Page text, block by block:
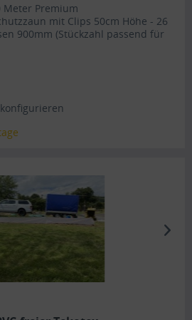
Premium
mit Clips 50cm Höhe - 26
900mm (Stückzahl passend für
sind hauptsächlich